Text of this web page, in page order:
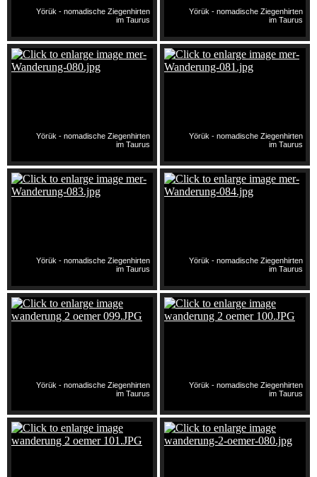
Yörük - nomadische Ziegenhirten
im Taurus
Yörük - nomadische Ziegenhirten
im Taurus
Yörük - nomadische Ziegenhirten
im Taurus
Yörük - nomadische Ziegenhirten
im Taurus
Yörük - nomadische Ziegenhirten
im Taurus
Yörük - nomadische Ziegenhirten
im Taurus
Yörük - nomadische Ziegenhirten
im Taurus
Yörük - nomadische Ziegenhirten
im Taurus